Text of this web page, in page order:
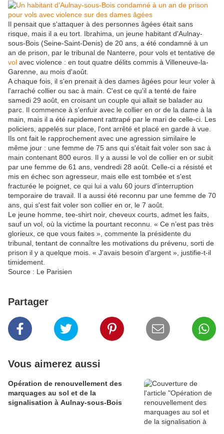
Il pensait que s'attaquer à des personnes âgées était sans
risque, mais il a eu tort. Ibrahima, un jeune habitant d'Aulnay-
sous-Bois (Seine-Saint-Denis) de 20 ans, a été condamné à un
an de prison, par le tribunal de Nanterre, pour vols et tentative de
vol avec violence : en tout quatre délits commis à Villeneuve-la-
Garenne, au mois d'août.
A chaque fois, il s'en prenait à des dames âgées pour leur voler à
l'arraché collier ou sac à main. C'est ce qu'il a tenté de faire
samedi 29 août, en croisant un couple qui allait se balader au
parc. Il commence à s'enfuir avec le collier en or de la dame à la
main, mais il a été rapidement rattrapé par le mari de celle-ci. Les
policiers, appelés sur place, l'ont arrêté et placé en garde à vue.
Ils ont fait le rapprochement avec une agression similaire le
même jour : une femme de 75 ans qui s'était fait voler son sac à
main contenant 800 euros. Il y a aussi le vol de collier en or subit
par une femme de 61 ans, vendredi 28 août. Celle-ci a résisté et
mis en échec son agresseur, mais elle est tombée et s'est
fracturée le poignet, ce qui lui a valu 60 jours d'interruption
temporaire de travail. Il a aussi été reconnu par une femme de 70
ans, qui s'est fait voler son collier en or, le 7 août.
Le jeune homme, tee-shirt noir, cheveux courts, admet les faits,
sauf un vol, où la victime la pourtant reconnu. « Ce n’est pas très
glorieux, ce que vous faites », commente la présidente du
tribunal, tentant de connaître les motivations du prévenu, sorti de
prison il y a quelque mois. « J'avais besoin d'argent », justifie-t-il
timidement.
Source : Le Parisien
Partager
Vous aimerez aussi
Opération de renouvellement des
marquages au sol et de la
signalisation à Aulnay-sous-Bois